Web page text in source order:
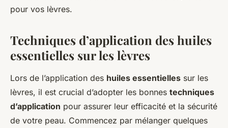
pour vos lèvres.
Techniques d’application des huiles
essentielles sur les lèvres
Lors de l’application des huiles essentielles sur les
lèvres, il est crucial d’adopter les bonnes techniques
d’application pour assurer leur efficacité et la sécurité
de votre peau. Commencez par mélanger quelques